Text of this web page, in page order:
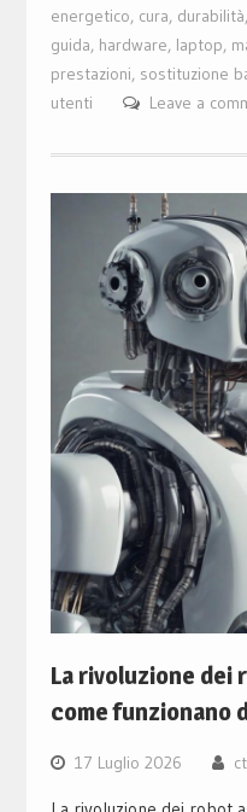
energetico, cura, durabilità,
guida, hardware, laptop,
prestazioni, sostituzione
utenti
Leave a
La rivoluzione dei
come funzionano
17 Luglio 2026